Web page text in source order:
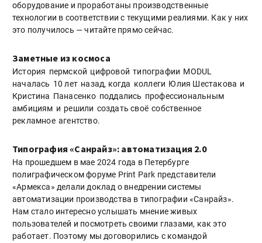
оборудование и проработаны производственные
технологии в соответствии с текущими реалиями. Как у них
это получилось — читайте прямо сейчас.
Заметные из космоса
История пермской цифровой типографии MODUL
началась 10 лет назад, когда коллеги Юлия Шестакова и
Кристина Панасенко поддались профессиональным
амбициям и решили создать своё собственное
рекламное агентство.
Типография «Санрайз»: автоматизация 2.0
На прошедшем в мае 2024 года в Петербурге
полиграфическом форуме Print Park представители
«Армекса» делали доклад о внедрении системы
автоматизации производства в типографии «Санрайз».
Нам стало интересно услышать мнение живых
пользователей и посмотреть своими глазами, как это
работает. Поэтому мы договорились с командой